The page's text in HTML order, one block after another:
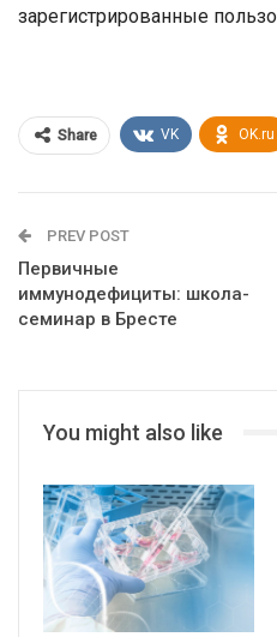
зарегистрированные
Share VK OK.ru
PREV POST
Первичные
иммунодефициты: школа-
семинар в Бресте
You might also like